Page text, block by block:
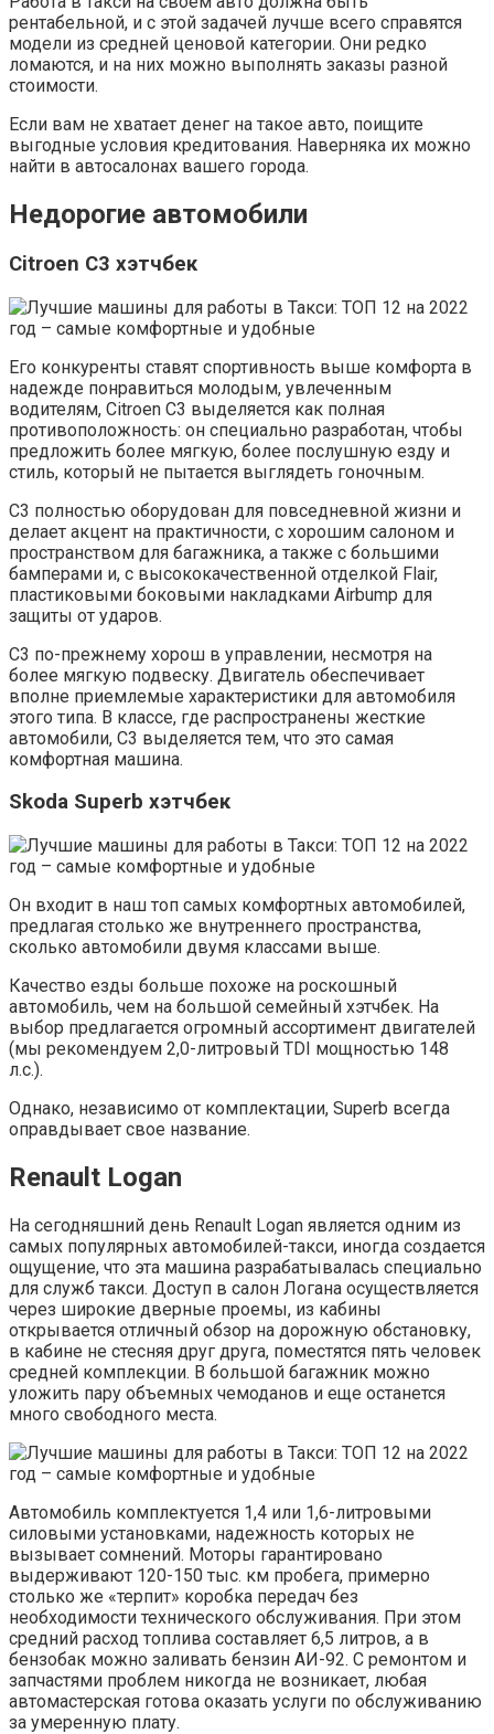
рентабельной, и с этой задачей лучше всего справятся
модели из средней ценовой категории. Они редко
ломаются, и на них можно выполнять заказы разной
стоимости.
Если вам не хватает денег на такое авто, поищите
выгодные условия кредитования. Наверняка их можно
найти в автосалонах вашего города.
Недорогие автомобили
Citroen C3 хэтчбек
Его конкуренты ставят спортивность выше комфорта в
надежде понравиться молодым, увлеченным
водителям, Citroen C3 выделяется как полная
противоположность: он специально разработан, чтобы
предложить более мягкую, более послушную езду и
стиль, который не пытается выглядеть гоночным.
C3 полностью оборудован для повседневной жизни и
делает акцент на практичности, с хорошим салоном и
пространством для багажника, а также с большими
бамперами и, с высококачественной отделкой Flair,
пластиковыми боковыми накладками Airbump для
защиты от ударов.
C3 по-прежнему хорош в управлении, несмотря на
более мягкую подвеску. Двигатель обеспечивает
вполне приемлемые характеристики для автомобиля
этого типа. В классе, где распространены жесткие
автомобили, C3 выделяется тем, что это самая
комфортная машина.
Skoda Superb хэтчбек
Он входит в наш топ самых комфортных автомобилей,
предлагая столько же внутреннего пространства,
сколько автомобили двумя классами выше.
Качество езды больше похоже на роскошный
автомобиль, чем на большой семейный хэтчбек. На
выбор предлагается огромный ассортимент двигателей
(мы рекомендуем 2,0-литровый TDI мощностью 148
л.с.).
Однако, независимо от комплектации, Superb всегда
оправдывает свое название.
Renault Logan
На сегодняшний день Renault Logan является одним из
самых популярных автомобилей-такси, иногда создается
ощущение, что эта машина разрабатывалась специально
для служб такси. Доступ в салон Логана осуществляется
через широкие дверные проемы, из кабины
открывается отличный обзор на дорожную обстановку,
в кабине не стесняя друг друга, поместятся пять человек
средней комплекции. В большой багажник можно
уложить пару объемных чемоданов и еще останется
много свободного места.
Автомобиль комплектуется 1,4 или 1,6-литровыми
силовыми установками, надежность которых не
вызывает сомнений. Моторы гарантировано
выдерживают 120-150 тыс. км пробега, примерно
столько же «терпит» коробка передач без
необходимости технического обслуживания. При этом
средний расход топлива составляет 6,5 литров, а в
бензобак можно заливать бензин АИ-92. С ремонтом и
запчастями проблем никогда не возникает, любая
автомастерская готова оказать услуги по обслуживанию
за умеренную плату.